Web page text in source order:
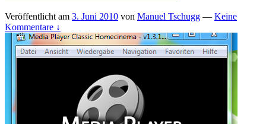
Veröffentlicht am 3. Juni 2010 von Manuel Tschugg — Keine
Kommentare ↓